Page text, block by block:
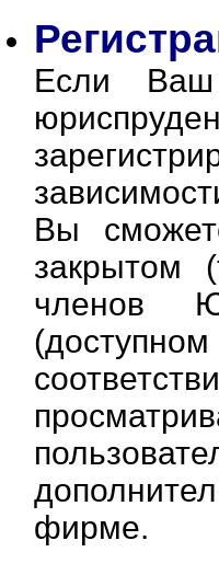
Если Ваш
Вы
закрытом
членов
фирме.